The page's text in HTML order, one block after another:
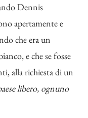
Dennis
apertamente e
che era un
e che se fosse
alla richiesta di un
libero, ognuno